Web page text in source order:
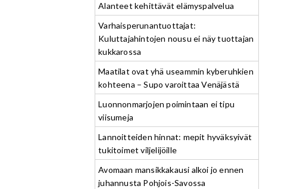
Alanteet kehittävät elämyspalvelua
Varhaisperunantuottajat:
Kuluttajahintojen nousu ei näy tuottajan
kukkarossa
Maatilat ovat yhä useammin kyberuhkien
kohteena – Supo varoittaa Venäjästä
Luonnonmarjojen poimintaan ei tipu
viisumeja
Lannoitteiden hinnat: mepit hyväksyivät
tukitoimet viljelijöille
Avomaan mansikkakausi alkoi jo ennen
juhannusta Pohjois-Savossa